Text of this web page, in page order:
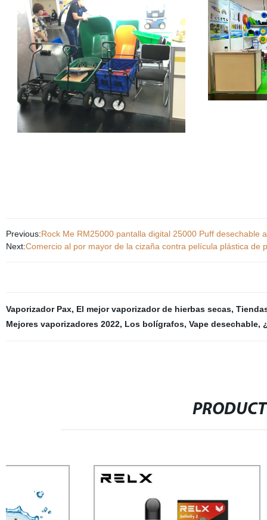
Previous:Rock Me RM25000 pantalla digital 25000 Puff desechable
Next:Comercio al por mayor de la cizaña contra película plástica de
Vaporizador Pax, El mejor vaporizador de hierbas secas,
Mejores vaporizadores 2022, Los bolígrafos, Vape desechable,